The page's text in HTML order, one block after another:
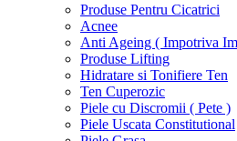
Produse Pentru Cicatrici
Acnee
Anti Ageing ( Impotriva
Produse Lifting
Hidratare si Tonifiere Ten
Ten Cuperozic
Piele cu Discromii ( Pete )
Piele Uscata Constitutional